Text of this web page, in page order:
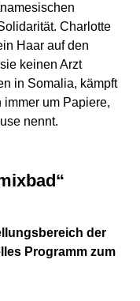
Charlotte
Haar auf den
keinen Arzt
in Somalia, kämpft
um Papiere,
nennt.
der
Programm zum